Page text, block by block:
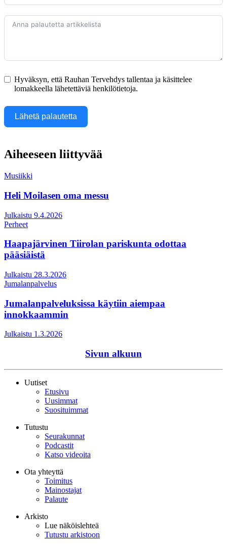
Hyväksyn, että Rauhan Tervehdys tallentaa ja käsittelee
lomakkeella lähetettäviä henkilötietoja.
Lähetä palautetta
Aiheeseen liittyvää
Musiikki
Heli Moilasen oma messu
Julkaistu 9.4.2026
Perheet
Haapajärvinen Tiirolan pariskunta odottaa
pääsiäistä
Julkaistu 28.3.2026
Jumalanpalvelus
Jumalanpalveluksissa käytiin aiempaa
innokkaammin
Julkaistu 1.3.2026
Sivun alkuun
Uutiset
Etusivu
Uusimmat
Suosituimmat
Tutustu
Seurakunnat
Podcastit
Katso videoita
Ota yhteyttä
Toimitus
Mainostajat
Palaute
Arkisto
Lue näköislehteä
Tutustu arkistoon